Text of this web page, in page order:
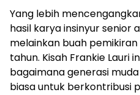
Yang lebih
hasil karya insinyur senior
melainkan buah
tahun. Kisah Frankie Lauri
bagaimana generasi
biasa untuk berkontribusi